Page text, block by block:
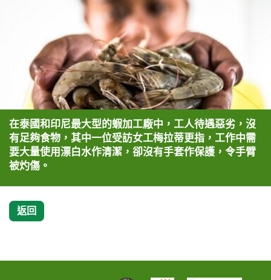
在泰國和印尼最大型的蝦加工廠中，工人待遇惡劣，沒
有足夠食物，其中一位受訪女工梅拉蒂更指，工作中需
要大量使用漂白水作清潔，卻沒有手套作保護，令手臂
被灼傷。
返回